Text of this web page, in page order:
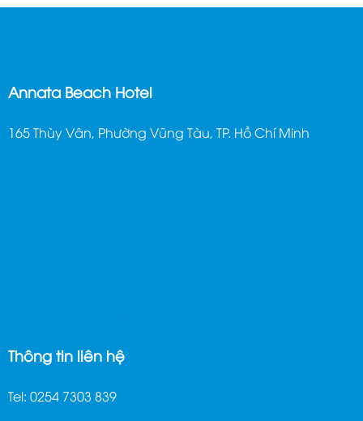
Annata Beach Hotel
165 Thùy Vân, Phường Vũng Tàu, TP. Hồ Chí Minh
Thông tin liên hệ
Tel: 0254 7303 839